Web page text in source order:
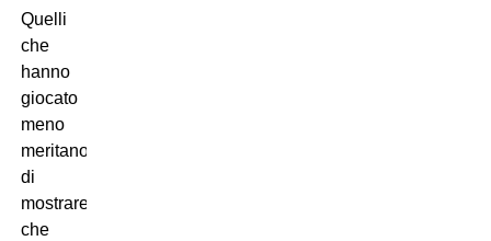
Quelli
che
hanno
giocato
meno
meritano
di
mostrare
che